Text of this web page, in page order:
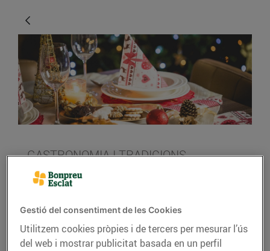
GASTRONOMIA I TRADICIONS
Idees per decorar la
taula al Nadal
21/de desembre/2018
Gestió del consentiment de les Cookies
Utilitzem cookies pròpies i de tercers per mesurar l’ús
del web i mostrar publicitat basada en un perfil